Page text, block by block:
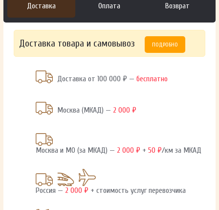
Доставка Оплата Возврат
Доставка товара и самовывоз ПОДРОБНО
Доставка от 100 000 ₽ —бесплатно
Москва (МКАД) — 2 000 ₽
Москва и МО (за МКАД) — 2 000 ₽ +50 ₽/км за МКАД
Россия — 2 000 ₽ + стоимость услуг перевозчика